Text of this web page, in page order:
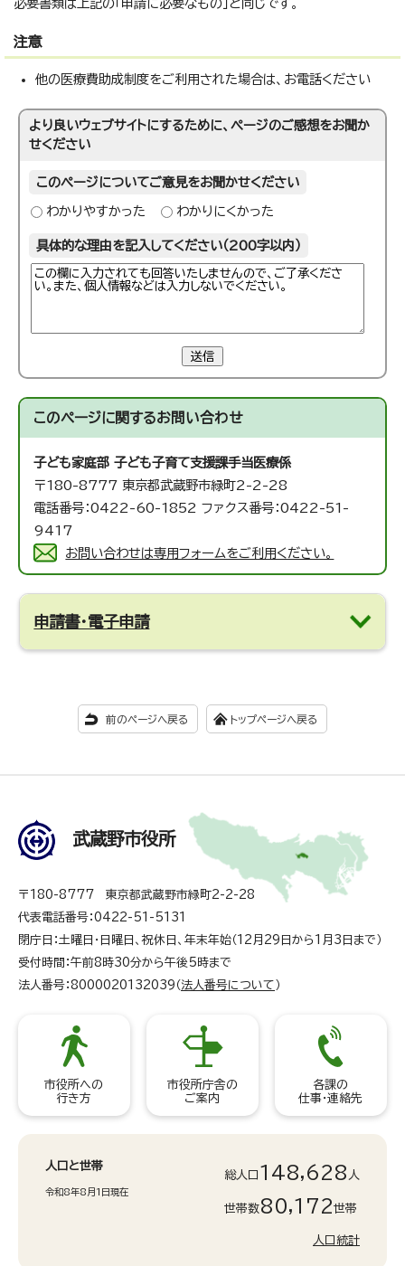
必要書類は上記の「申請に必要なもの」と同じです。
注意
他の医療費助成制度をご利用された場合は、お電話ください
より良いウェブサイトにするために、ページのご感想をお聞か
せください
このページについてご意見をお聞かせください
わかりやすかった わかりにくかった
具体的な理由を記入してください（200字以内）
送信
このページに関するお問い合わせ
子ども家庭部 子ども子育て支援課手当医療係
〒180-8777 東京都武蔵野市緑町2-2-28
電話番号：0422-60-1852 ファクス番号：0422-51-
9417
お問い合わせは専用フォームをご利用ください。
申請書・電子申請
前のページへ戻る トップページへ戻る
武蔵野市役所
〒180-8777 東京都武蔵野市緑町2-2-28
代表電話番号：0422-51-5131
閉庁日：土曜日・日曜日、祝休日、年末年始（12月29日から1月3日まで）
受付時間：午前8時30分から午後5時まで
法人番号：8000020132039（ 法人番号について ）
市役所への
行き方
市役所庁舎の
ご案内
各課の
仕事・連絡先
人口と世帯
令和8年8月1日現在
総人口 148,628 人
世帯数80,172世帯
人口統計